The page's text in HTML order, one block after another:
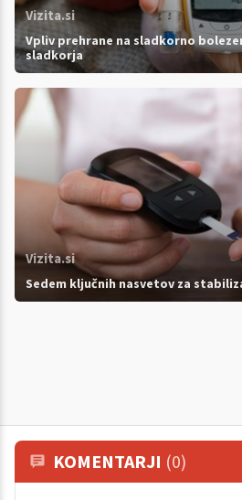
Vizita.si
Vpliv prehrane na sladkorno
sladkorja
Vizita.si
Sedem ključnih nasvetov za
KOMENTARJI (0)